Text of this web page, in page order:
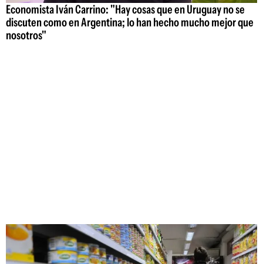
Economista Iván Carrino: "Hay cosas que en Uruguay no se
discuten como en Argentina; lo han hecho mucho mejor que
nosotros"